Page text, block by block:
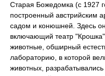
Старая Божедомка (с 1927
построенный австрийским
садом и конюшней. Здесь
включающий театр
животные, обширный
лабораторию, в которой
животных,